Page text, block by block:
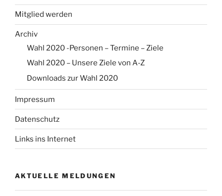
Mitglied werden
Archiv
Wahl 2020 -Personen – Termine – Ziele
Wahl 2020 – Unsere Ziele von A-Z
Downloads zur Wahl 2020
Impressum
Datenschutz
Links ins Internet
AKTUELLE MELDUNGEN